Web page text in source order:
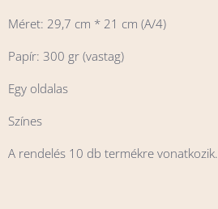
Méret: 29,7 cm * 21 cm (A/4)
Papír: 300 gr (vastag)
Egy oldalas
Színes
A rendelés 10 db termékre vonatkozik.